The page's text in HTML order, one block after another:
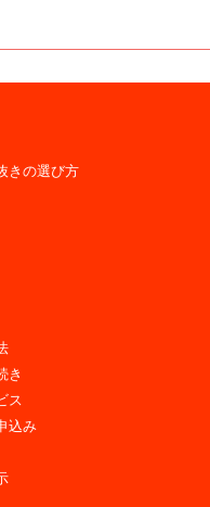
きの選び方
き
ス
込み